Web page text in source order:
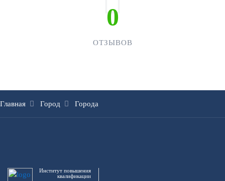
0
ОТЗЫВОВ
Главная Город Города
Институт повышения
квалификации